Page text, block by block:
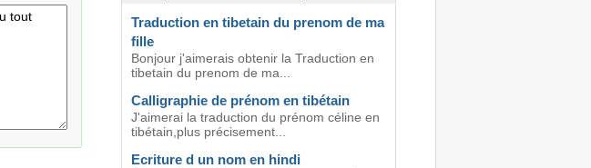
Traduction en tibetain du prenom de ma
fille
Bonjour j'aimerais obtenir la Traduction en
tibetain du prenom de ma...
Calligraphie de prénom en tibétain
J'aimerai la traduction du prénom céline en
tibétain,plus précisement...
Ecriture d un nom en hindi